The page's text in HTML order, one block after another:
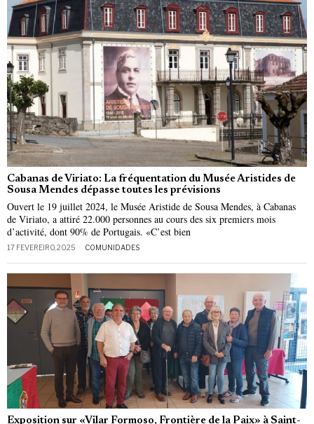
Cabanas de Viriato: La fréquentation du Musée Aristides de
Sousa Mendes dépasse toutes les prévisions
Ouvert le 19 juillet 2024, le Musée Aristide de Sousa Mendes, à Cabanas
de Viriato, a attiré 22.000 personnes au cours des six premiers mois
d’activité, dont 90% de Portugais. «C’est bien
17 FEVEREIRO, 2025 COMUNIDADES
Exposition sur «Vilar Formoso, Frontière de la Paix» à Saint-